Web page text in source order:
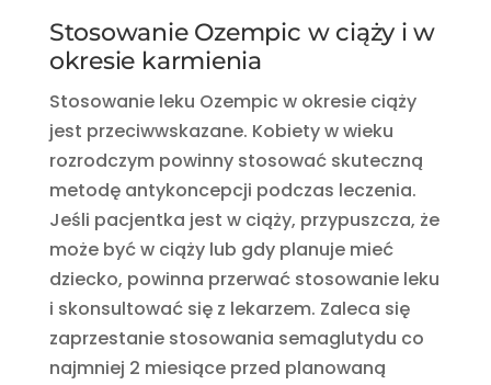
Stosowanie Ozempic w ciąży i w
okresie karmienia
Stosowanie leku Ozempic w okresie ciąży
jest przeciwwskazane. Kobiety w wieku
rozrodczym powinny stosować skuteczną
metodę antykoncepcji podczas leczenia.
Jeśli pacjentka jest w ciąży, przypuszcza, że
może być w ciąży lub gdy planuje mieć
dziecko, powinna przerwać stosowanie leku
i skonsultować się z lekarzem. Zaleca się
zaprzestanie stosowania semaglutydu co
najmniej 2 miesiące przed planowaną